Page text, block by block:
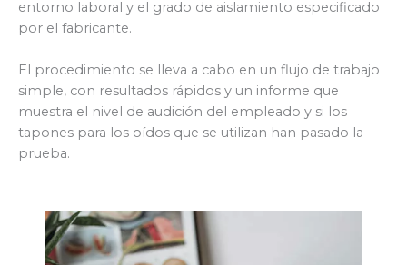
entorno laboral y el grado de aislamiento especificado
por el fabricante.
El procedimiento se lleva a cabo en un flujo de trabajo
simple, con resultados rápidos y un informe que
muestra el nivel de audición del empleado y si los
tapones para los oídos que se utilizan han pasado la
prueba.